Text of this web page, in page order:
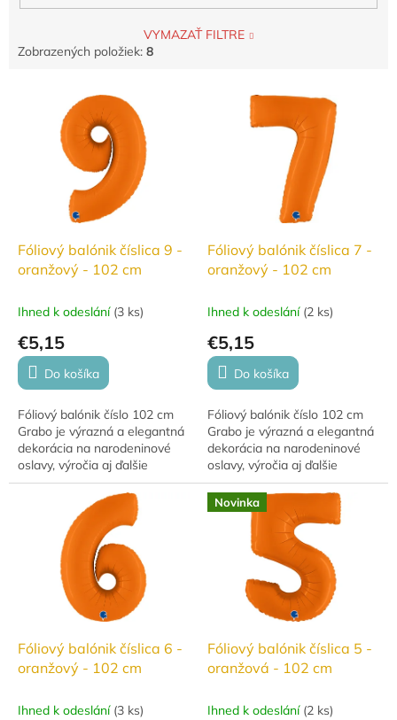
VYMAZAŤ FILTRE
Zobrazených položiek: 8
u
Fóliový balónik číslica 9 -
oranžový - 102 cm
Ihned k odeslání (3 ks)
€5,15
Do košíka
Fóliový balónik číslo 102 cm
Grabo je výrazná a elegantná
dekorácia na narodeninové
oslavy, výročia aj ďalšie
slávnostné udalosti. Vďaka
veľkému formátu krásne
vynikne v...
Fóliový balónik číslica 7 -
oranžový - 102 cm
Ihned k odeslání (2 ks)
€5,15
Do košíka
Fóliový balónik číslo 102 cm
Grabo je výrazná a elegantná
dekorácia na narodeninové
oslavy, výročia aj ďalšie
slávnostné udalosti. Vďaka
veľkému formátu krásne
vynikne v...
Fóliový balónik číslica 6 -
oranžový - 102 cm
Ihned k odeslání (3 ks)
Novinka
Fóliový balónik číslica 5 -
oranžová - 102 cm
Ihned k odeslání (2 ks)